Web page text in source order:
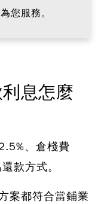
您服務。
息怎麼
、倉棧費
款方式。
案都符合當鋪業